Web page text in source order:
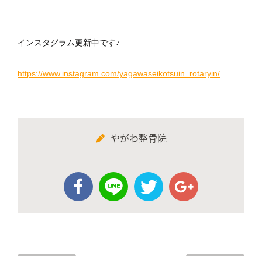
インスタグラム更新中です♪
https://www.instagram.com/yagawaseikotsuin_rotaryin/
やがわ整骨院